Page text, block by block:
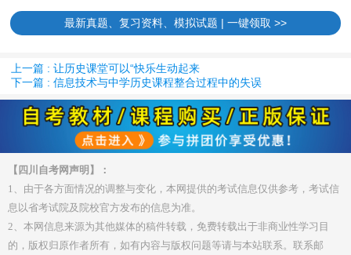
最新真题、复习资料、模拟试题 | 一键领取 >>
上一篇 : 让历史课堂可以“快乐生动起来
下一篇 : 信息技术与中学历史课程整合过程中的失误
【四川自考网声明】：
1、由于各方面情况的调整与变化，本网提供的考试信息仅供参考，考试信
息以省考试院及院校官方发布的信息为准。
2、本网信息来源为其他媒体的稿件转载，免费转载出于非商业性学习目
的，版权归原作者所有，如有内容与版权问题等请与本站联系。联系邮